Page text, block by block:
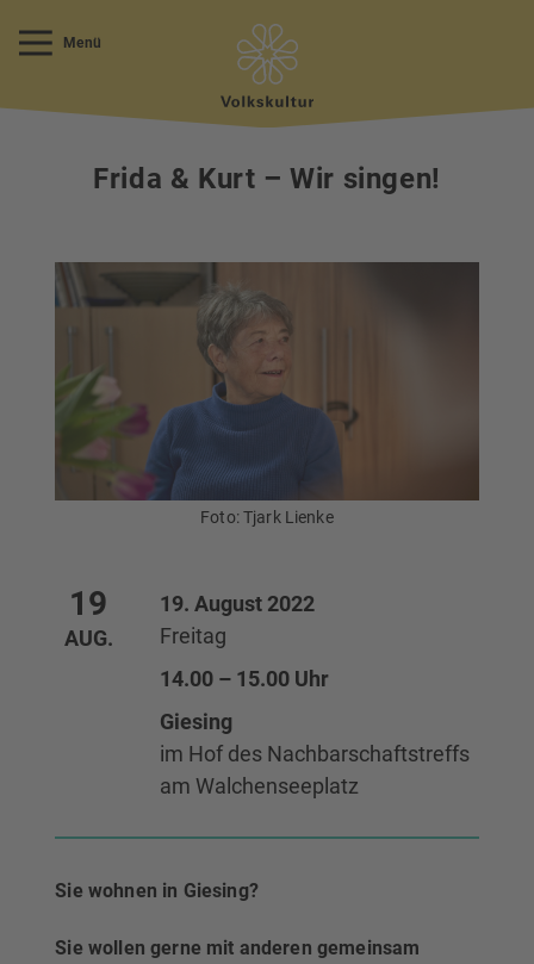
Menü
Frida & Kurt – Wir singen!
Foto: Tjark Lienke
19
AUG.
19. August 2022
Freitag
14.00 – 15.00 Uhr
Giesing
im Hof des Nachbarschaftstreffs
am Walchenseeplatz
Sie wohnen in Giesing?
Sie wollen gerne mit anderen gemeinsam